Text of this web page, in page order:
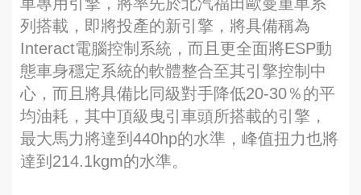
車專用引擎，將率先於北汽福田歐曼重車系
列搭載，即將投產的新引擎，將具備稱為
Interact電腦控制系統，而且更全面將ESP動
態車身穩定系統的軟體整合至其引擎控制中
心，而且將具備比同級對手降低20-30％的平
均油耗，其中頂級曳引車頭所搭載的引擎，
最大馬力將達到440hp的水準，峰值扭力也將
達到214.1kgm的水準。